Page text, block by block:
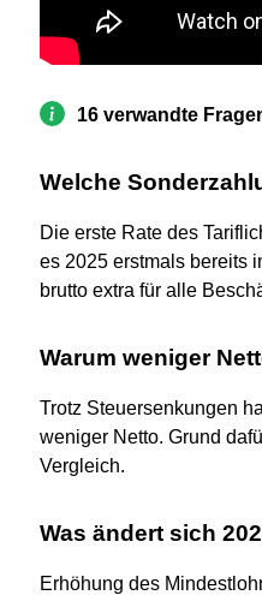
16 verwandte
Welche
Die erste Rate des
es 2025 erstmals bereits
brutto extra für alle
Warum weniger
Trotz Steuersenkungen
weniger Netto. Grund
Vergleich.
Was ändert sich
Erhöhung des